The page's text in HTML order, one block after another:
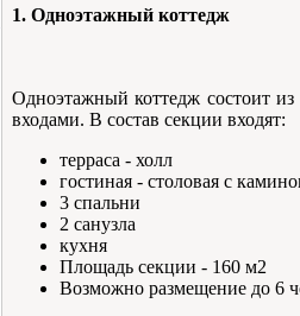
1. Одноэтажный коттедж
Одноэтажный коттедж cостоит
входами. В состав секции входят:
терраса - холл
гостиная - столовая с
3 спальни
2 санузла
кухня
Площадь секции - 160 м2
Возможно размещение до 6